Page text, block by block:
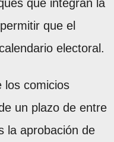
que integran la
que el
electoral.
los comicios
un plazo de entre
la aprobación de